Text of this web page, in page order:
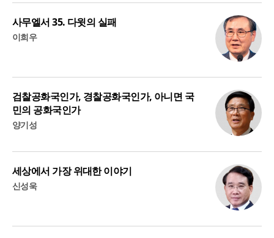
사무엘서 35. 다윗의 실패
이희우
검찰공화국인가, 경찰공화국인가, 아니면 국
민의 공화국인가
양기성
세상에서 가장 위대한 이야기
신성욱